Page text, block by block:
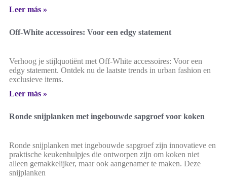
Leer más »
Off-White accessoires: Voor een edgy statement
Verhoog je stijlquotiënt met Off-White accessoires: Voor een
edgy statement. Ontdek nu de laatste trends in urban fashion en
exclusieve items.
Leer más »
Ronde snijplanken met ingebouwde sapgroef voor koken
Ronde snijplanken met ingebouwde sapgroef zijn innovatieve en
praktische keukenhulpjes die ontworpen zijn om koken niet
alleen gemakkelijker, maar ook aangenamer te maken. Deze
snijplanken